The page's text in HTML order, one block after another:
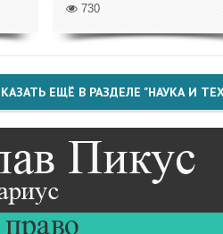
730
ЕЩЁ В РАЗДЕЛЕ "НАУКА И